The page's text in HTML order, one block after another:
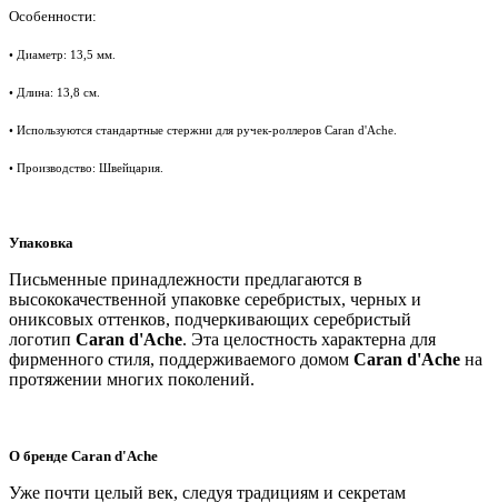
Особенности:
• Диаметр: 13,5 мм.
• Длина: 13,8 см.
• Используются стандартные стержни для ручек-роллеров Caran d'Ache
• Производство: Швейцария.
Упаковка
Письменные принадлежности предлагаются в
высококачественной упаковке серебристых, черных и
ониксовых оттенков, подчеркивающих серебристый
логотип Caran d'Ache. Эта целостность характерна для
фирменного стиля, поддерживаемого домом Caran d'Ache на
протяжении многих поколений.
О бренде Caran d'Ache
Уже почти целый век, следуя традициям и секретам